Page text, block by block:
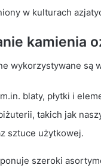
w kulturach
kamienia
wykorzystywane są
blaty, płytki i
takich jak
sztuce użytkowej.
szeroki